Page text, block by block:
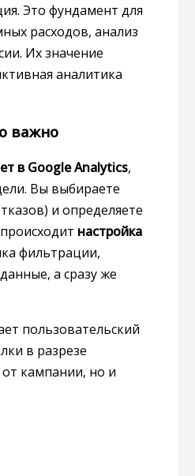
Это фундамент для
расходов, анализ
Их значение
аналитика
важно
в Google Analytics,
Вы выбираете
и определяете
настройка
фильтрации,
а сразу же
пользовательский
в разрезе
кампании, но и